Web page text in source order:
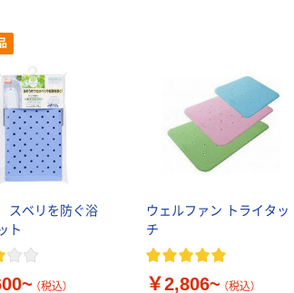
スベリを防ぐ浴
ト
（税込）
ウェルファン トライタッ
チ
￥2,806~ （税込）